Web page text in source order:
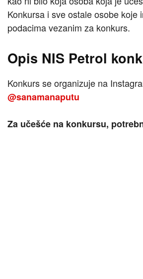
Konkursa i sve ostale osobe koje
podacima vezanim za konkurs.
Opis NIS Petrol
Konkurs se organizuje na
@sanamanaputu
Za učešće na konkursu,